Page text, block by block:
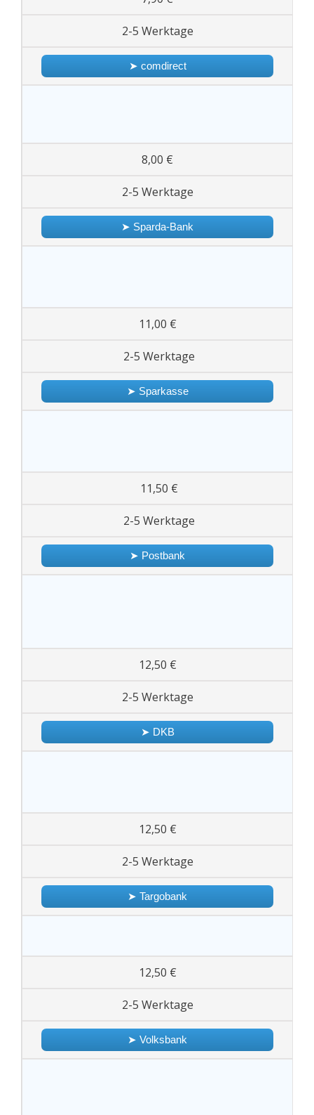
2-5 Werktage
➤ comdirect
8,00 €
2-5 Werktage
➤ Sparda-Bank
11,00 €
2-5 Werktage
➤ Sparkasse
11,50 €
2-5 Werktage
➤ Postbank
12,50 €
2-5 Werktage
➤ DKB
12,50 €
2-5 Werktage
➤ Targobank
12,50 €
2-5 Werktage
➤ Volksbank